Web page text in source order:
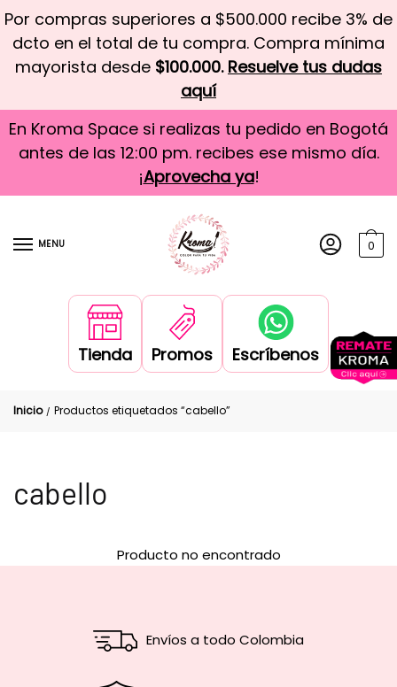
Por compras superiores a $500.000 recibe 3% de
dcto en el total de tu compra. Compra mínima
mayorista desde $100.000. Resuelve tus dudas
aquí
En Kroma Space si realizas tu pedido en Bogotá
antes de las 12:00 pm. recibes ese mismo día.
¡Aprovecha ya!
MENU 0
Tienda Promos Escríbenos
Inicio / Productos etiquetados “cabello”
cabello
Producto no encontrado
Envíos a todo Colombia